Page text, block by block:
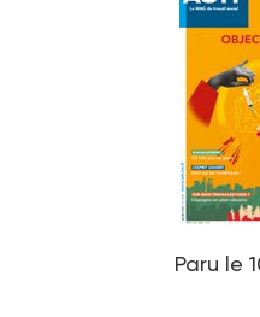
Paru le